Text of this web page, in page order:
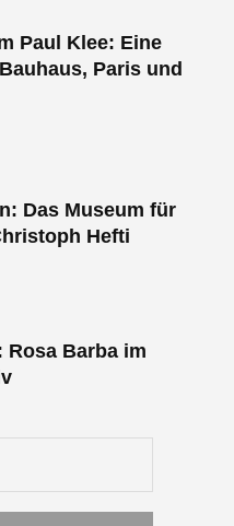
Paul Klee: Eine
Paris und
Das Museum für
Hefti
Barba im